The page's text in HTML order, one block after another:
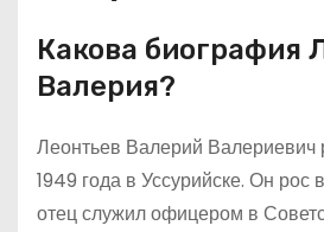
Какова биография
Валерия?
Леонтьев Валерий Валериевич
1949 года в Уссурийске. Он рос
отец служил офицером в